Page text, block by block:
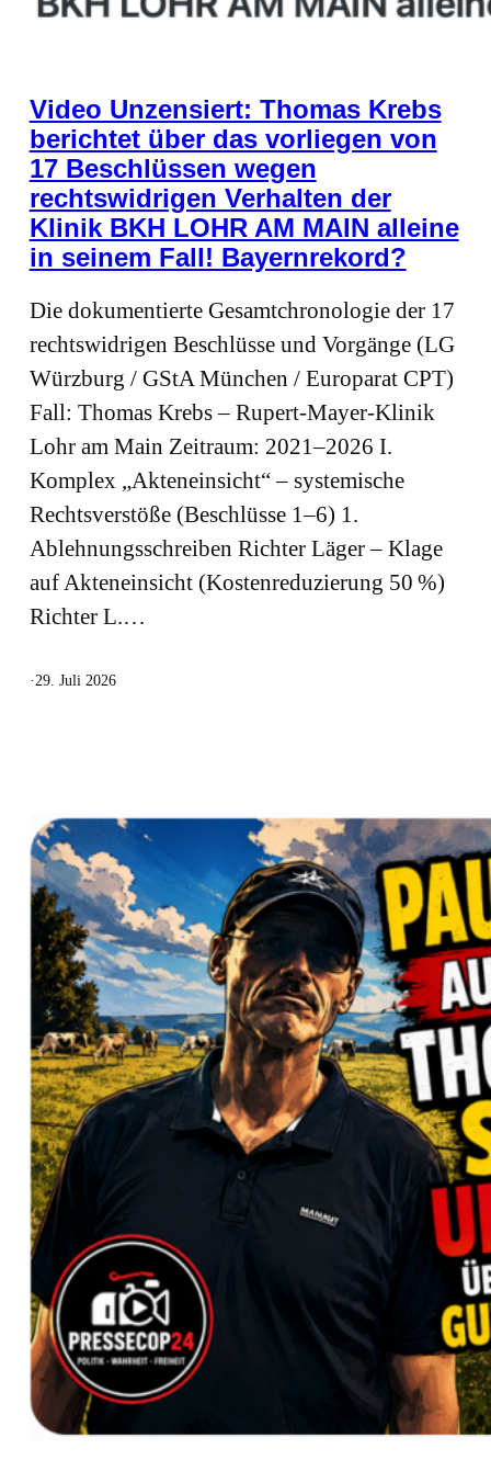
Video Unzensiert: Thomas Krebs
berichtet über das vorliegen von
17 Beschlüssen wegen
rechtswidrigen Verhalten der
Klinik BKH LOHR AM MAIN alleine
in seinem Fall! Bayernrekord?
Die dokumentierte Gesamtchronologie der 17
rechtswidrigen Beschlüsse und Vorgänge (LG
Würzburg / GStA München / Europarat CPT)
Fall: Thomas Krebs – Rupert‑Mayer‑Klinik
Lohr am Main Zeitraum: 2021–2026 I.
Komplex „Akteneinsicht“ – systemische
Rechtsverstöße (Beschlüsse 1–6) 1.
Ablehnungsschreiben Richter Läger – Klage
auf Akteneinsicht (Kostenreduzierung 50 %)
Richter L.…
· 29. Juli 2026